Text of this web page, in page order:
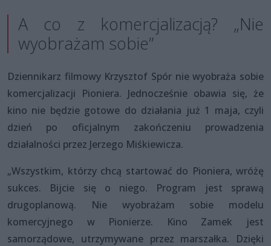
A co z komercjalizacją? „Nie
wyobrażam sobie”
Dziennikarz filmowy Krzysztof Spór nie wyobraża sobie
komercjalizacji Pioniera. Jednocześnie obawia się, że
kino nie będzie gotowe do działania już 1 maja, czyli
dzień po oficjalnym zakończeniu prowadzenia
działalności przez Jerzego Miśkiewicza.
„Wszystkim, którzy chcą startować do Pioniera, wróżę
sukces. Bijcie się o niego. Program jest sprawą
drugoplanową. Nie wyobrażam sobie modelu
komercyjnego w Pionierze. Kino Zamek jest
samorządowe, utrzymywane przez marszałka. Dzięki